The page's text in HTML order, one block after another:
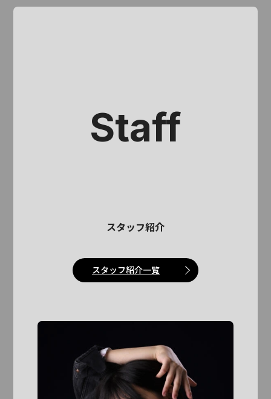
Staff
スタッフ紹介
スタッフ紹介一覧